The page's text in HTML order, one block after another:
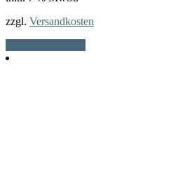
zzgl. Versandkosten